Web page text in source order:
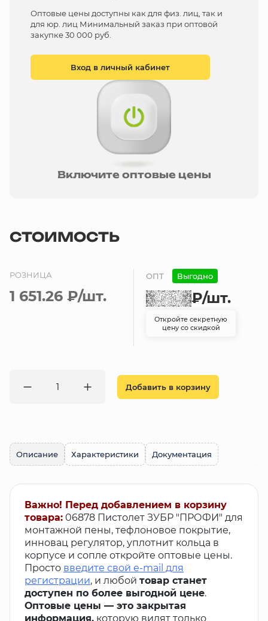
Оптовые цены доступны как для физ. лиц, так и
для юр. лиц Минимальный заказ при оптовой
закупке 30 000 руб.
Вход в личный кабинет
Включите оптовые цены
СТОИМОСТЬ
РОЗНИЦА
1 651.26 ₽/шт.
ОПТ Выгодно
₽/шт.
Откройте секретную
цену со скидкой
Добавить в корзину
Описание Характеристики Документация
Важно! Перед добавлением в корзину
товара: 06878 Пистолет ЗУБР "ПРОФИ" для
монтажной пены, тефлоновое покрытие,
инновац регулятор, уплотнит кольца в
корпусе и сопле откройте оптовые цены.
Просто введите свой e-mail для
регистрации, и любой товар станет
доступен по более выгодной цене.
Оптовые цены — это закрытая
информация, которую видят только